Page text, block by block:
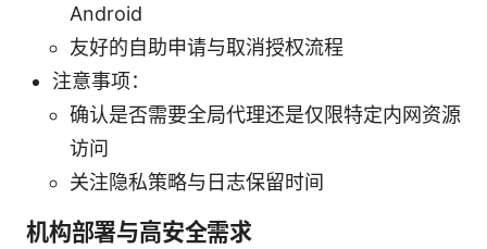
Android
友好的自助申请与取消授权流程
注意事项：
确认是否需要全局代理还是仅限特定内网资源
访问
关注隐私策略与日志保留时间
机构部署与高安全需求